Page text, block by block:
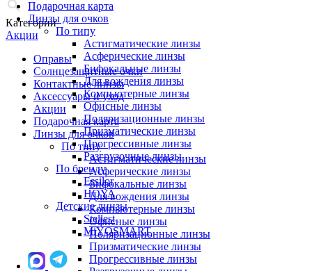
Категории
Акции
Оправы
Солнцезащитные очки
Контактные линзы
Аксессуары и уход
Акции
Подарочная карта
Линзы для очков
По типу
Астигматические линзы
Асферические линзы
Бифокальные линзы
Для вождения линзы
Компьютерные линзы
Офисные линзы
Поляризационные линзы
Призматические линзы
Прогрессивные линзы
Подарочная карта
Линзы для очков
По типу
Астигматические линзы
Асферические линзы
Бифокальные линзы
Для вождения линзы
Компьютерные линзы
Офисные линзы
Поляризационные линзы
Призматические линзы
Прогрессивные линзы
Разгрузочные линзы
По бренду
Essilor
HOYA
Детские линзы
Stellest
MiYOSMART